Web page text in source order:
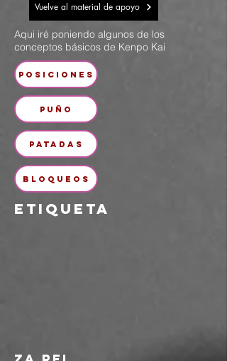
Vuelve al material de apoyo
Aqui iré poniendo algunos de los
conceptos básicos de Kenpo Kai
POSICIONES
PUÑO
PATADAS
BLOQUEOS
etiqueta